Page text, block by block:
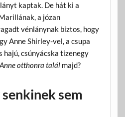
kaptak. De hát ki a
a józan
vénlánynak biztos, hogy
Anne Shirley-vel, a csupa
hajú, csúnyácska tizenegy
Anne otthonra találmajd?
sem